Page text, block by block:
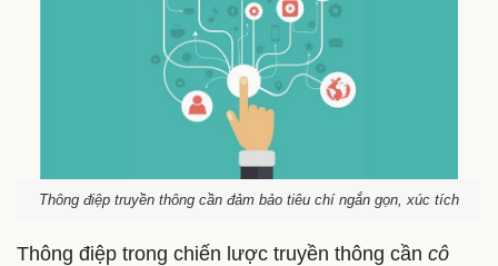
Thông điệp truyền thông cần đảm bảo tiêu chí ngắn gọn, xúc tích
Thông điệp trong chiến lược truyền thông cần cô